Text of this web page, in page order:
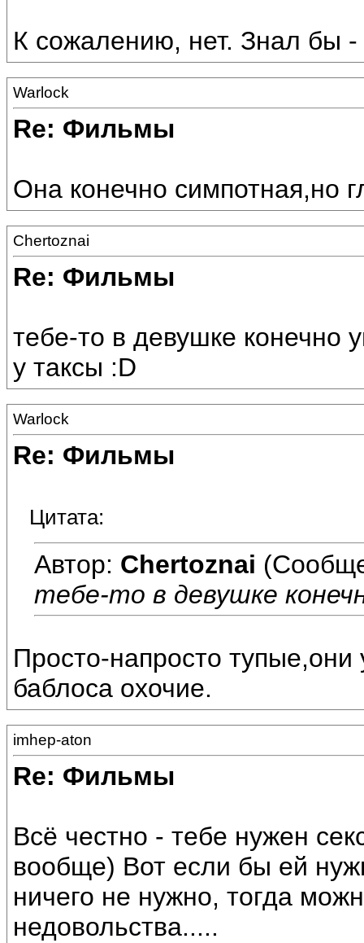
К сожалению, нет. Знал бы -
Warlock
Re: Фильмы
Она конечно симпотная,но
Chertoznai
Re: Фильмы
тебе-то в девушке конечно
у таксы :D
Warlock
Re: Фильмы
Цитата:
Автор: Chertoznai
тебе-то в девушке
Просто-напросто
баблоса охочие.
imhep-aton
Re: Фильмы
Всё честно - тебе нужен
вообще) Вот если бы ей
ничего не нужно, тогда
недовольства.....